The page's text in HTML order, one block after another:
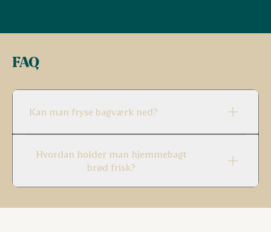
FAQ
Kan man fryse bagværk ned?
Hvordan holder man hjemmebagt
brød frisk?